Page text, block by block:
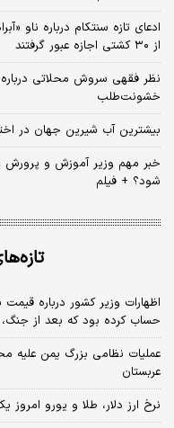
ادعای تازه سنتکام درباره ناو
از ۳۰ کشتی اجازه عبور گرفتند
نظر فقهی سروش محلاتی
خشونت‌طلب
بیشترین آب شیرین جهان در
خبر مهم وزیر آموزش و
شود؟ + فیلم
اظهارات وزیر کشور درباره
حساب کرده بود که بعد از
عملیات نظامی بزرگ یمن علیه
عربستان
نرخ ارز دلار، طلا و یورو امروز یکشنبه ۱۸ مرداد ۱۴۰۵/ رشد